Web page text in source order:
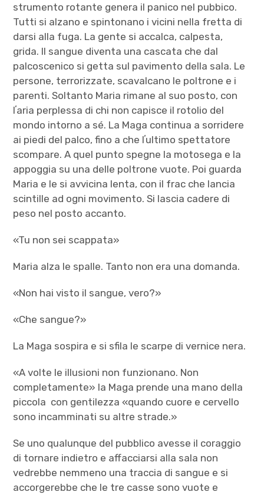
strumento rotante genera il panico nel pubbico.
Tutti si alzano e spintonano i vicini nella fretta di
darsi alla fuga. La gente si accalca, calpesta,
grida. Il sangue diventa una cascata che dal
palcoscenico si getta sul pavimento della sala. Le
persone, terrorizzate, scavalcano le poltrone e i
parenti. Soltanto Maria rimane al suo posto, con
lʼaria perplessa di chi non capisce il rotolio del
mondo intorno a sé. La Maga continua a sorridere
ai piedi del palco, fino a che lʼultimo spettatore
scompare. A quel punto spegne la motosega e la
appoggia su una delle poltrone vuote. Poi guarda
Maria e le si avvicina lenta, con il frac che lancia
scintille ad ogni movimento. Si lascia cadere di
peso nel posto accanto.
«Tu non sei scappata»
Maria alza le spalle. Tanto non era una domanda.
«Non hai visto il sangue, vero?»
«Che sangue?»
La Maga sospira e si sfila le scarpe di vernice nera.
«A volte le illusioni non funzionano. Non
completamente» la Maga prende una mano della
piccola con gentilezza «quando cuore e cervello
sono incamminati su altre strade.»
Se uno qualunque del pubblico avesse il coraggio
di tornare indietro e affacciarsi alla sala non
vedrebbe nemmeno una traccia di sangue e si
accorgerebbe che le tre casse sono vuote e